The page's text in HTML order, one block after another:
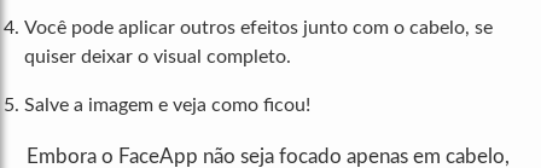
Você pode aplicar outros efeitos junto com o cabelo, se
quiser deixar o visual completo.
Salve a imagem e veja como ficou!
Embora o FaceApp não seja focado apenas em cabelo,